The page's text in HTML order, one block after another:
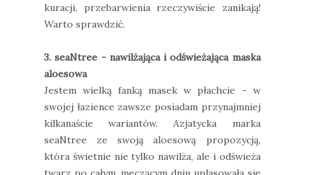
kuracji, przebarwienia rzeczywiście zanikają!
Warto sprawdzić.
3. seaNtree - nawilżająca i odświeżająca maska
aloesowa
Jestem wielką fanką masek w płachcie - w
swojej łazience zawsze posiadam przynajmniej
kilkanaście wariantów. Azjatycka marka
seaNtree ze swoją aloesową propozycją,
która świetnie nie tylko nawilża, ale i odświeża